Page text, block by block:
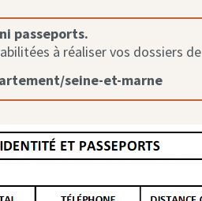
passeports.
à réaliser vos dossiers de
seine-et-marne